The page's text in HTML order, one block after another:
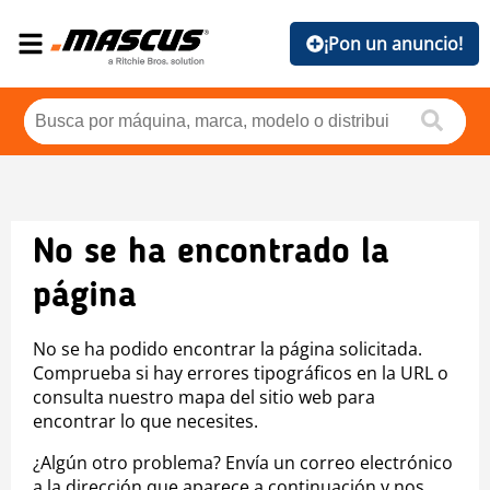
¡Pon un anuncio!
No se ha encontrado la
página
No se ha podido encontrar la página solicitada.
Comprueba si hay errores tipográficos en la URL o
consulta nuestro mapa del sitio web para
encontrar lo que necesites.
¿Algún otro problema? Envía un correo electrónico